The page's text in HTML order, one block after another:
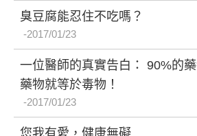
臭豆腐能忍住不吃嗎？
2017/01/23
一位醫師的真實告白： 90%的
藥物就等於毒物！
2017/01/23
您我有愛，健康無礙